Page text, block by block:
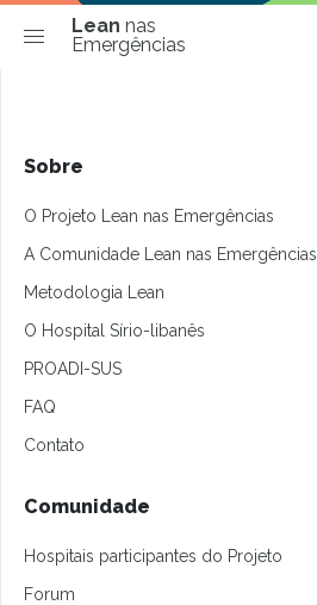
Lean nas
Emergências
Sobre
O Projeto Lean nas Emergências
A Comunidade Lean nas Emergências
Metodologia Lean
O Hospital Sírio-libanês
PROADI-SUS
FAQ
Contato
Comunidade
Hospitais participantes do Projeto
Forum